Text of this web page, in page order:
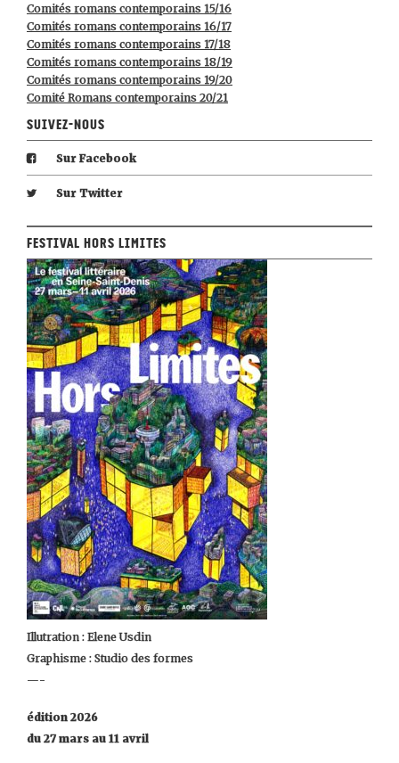
Comités romans contemporains 15/16
Comités romans contemporains 16/17
Comités romans contemporains 17/18
Comités romans contemporains 18/19
Comités romans contemporains 19/20
Comité Romans contemporains 20/21
Suivez-nous
Sur Facebook
Sur Twitter
Festival Hors Limites
Illutration : Elene Usdin
Graphisme : Studio des formes
—-
édition 2026
du 27 mars au 11 avril